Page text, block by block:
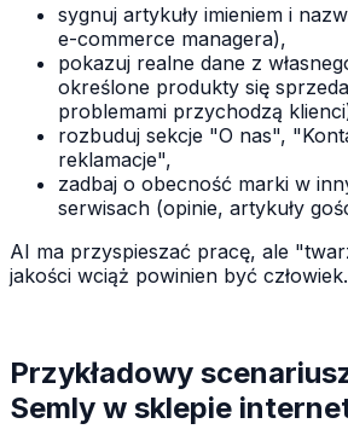
sygnuj artykuły imieniem i
e-commerce managera),
pokazuj realne dane z
określone produkty się
problemami przychodzą
rozbuduj sekcje "O nas",
reklamacje",
zadbaj o obecność marki w
serwisach (opinie, artykuły
AI ma przyspieszać pracę, ale
jakości wciąż powinien być człowiek.
Przykładowy
Semly w sklepie